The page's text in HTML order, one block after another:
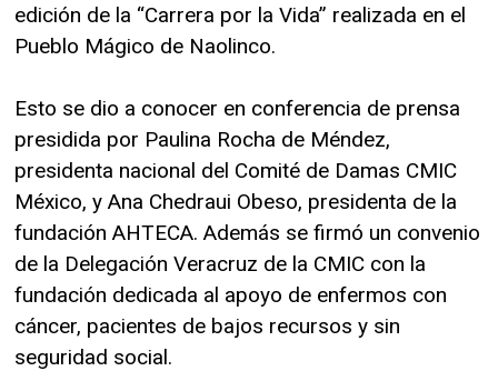
edición de la “Carrera por la Vida” realizada en el
Pueblo Mágico de Naolinco.
Esto se dio a conocer en conferencia de prensa
presidida por Paulina Rocha de Méndez,
presidenta nacional del Comité de Damas CMIC
México, y Ana Chedraui Obeso, presidenta de la
fundación AHTECA. Además se firmó un convenio
de la Delegación Veracruz de la CMIC con la
fundación dedicada al apoyo de enfermos con
cáncer, pacientes de bajos recursos y sin
seguridad social.